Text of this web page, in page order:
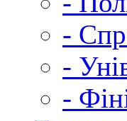
-
-
-